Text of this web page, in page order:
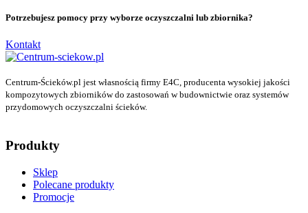
Potrzebujesz pomocy przy wyborze oczyszczalni lub zbiornika?
Kontakt
Centrum-Ścieków.pl jest własnością firmy E4C, producenta wysokiej jakości
kompozytowych zbiorników do zastosowań w budownictwie oraz systemów
przydomowych oczyszczalni ścieków.
Produkty
Sklep
Polecane produkty
Promocje